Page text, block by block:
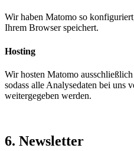
Wir haben Matomo so
Ihrem Browser speichert.
Hosting
Wir hosten Matomo
sodass alle Analysedaten bei uns
weitergegeben werden.
6. Newsletter